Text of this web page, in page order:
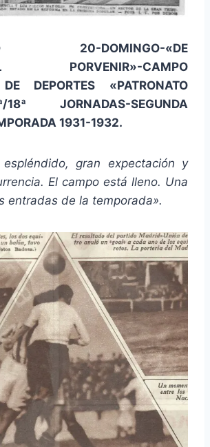
20-DOMINGO-«DE
PORVENIR»-CAMPO
DEPORTES «PATRONATO
18ª JORNADAS-SEGUNDA
1931-1932.
gran expectación y
El campo está lleno. Una
entradas de la temporada».